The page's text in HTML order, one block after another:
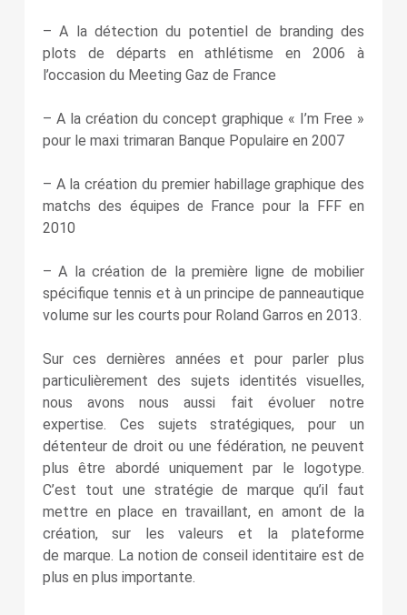
– A la détection du potentiel de branding des
plots de départs en athlétisme en 2006 à
l’occasion du Meeting Gaz de France
– A la création du concept graphique « I’m Free »
pour le maxi trimaran Banque Populaire en 2007
– A la création du premier habillage graphique des
matchs des équipes de France pour la FFF en
2010
– A la création de la première ligne de mobilier
spécifique tennis et à un principe de panneautique
volume sur les courts pour Roland Garros en 2013.
Sur ces dernières années et pour parler plus
particulièrement des sujets identités visuelles,
nous avons nous aussi fait évoluer notre
expertise. Ces sujets stratégiques, pour un
détenteur de droit ou une fédération, ne peuvent
plus être abordé uniquement par le logotype.
C’est tout une stratégie de marque qu’il faut
mettre en place en travaillant, en amont de la
création, sur les valeurs et la plateforme
de marque. La notion de conseil identitaire est de
plus en plus importante.